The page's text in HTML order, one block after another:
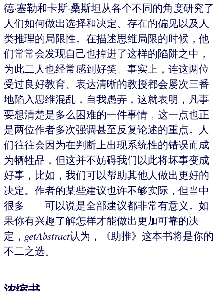
德·塞勒和卡斯·桑斯坦从各个不同的角度研究了
人们如何做出选择和决定、存在的偏见以及人
类推理的局限性。在描述思维局限的时候，他
们常常会发现自己也掉进了这样的陷阱之中，
为此二人也经常感到好笑。事实上，连这两位
受过良好教育、表达清晰的教授都会屡次三番
地陷入思维混乱，自我愚弄，这就表明，凡事
要想清楚是多么困难的一件事情，这一点也正
是两位作者多次强调甚至反复论述的重点。人
们往往会因为在判断上出现系统性的错误而成
为牺牲品，但这并不妨碍我们以此将坏事变成
好事，比如，我们可以帮助其他人做出更好的
决定。作者的某些建议也许不够实际，但当中
很多——可以说是全部建议都非常有意义。如
果你有兴趣了解怎样才能做出更加可靠的决
定， getAbstract认为，《助推》这本书将是你的
不二之选。